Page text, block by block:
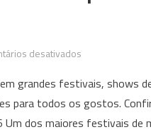
desativados
que
fazer
em
grandes festivais, shows
para todos os gostos.
dos maiores festivais de